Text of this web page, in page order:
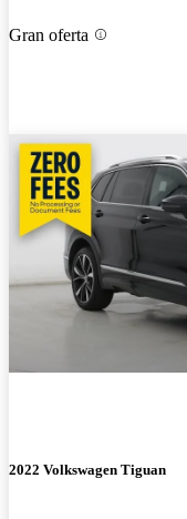
Gran oferta
2022 Volkswagen Tiguan